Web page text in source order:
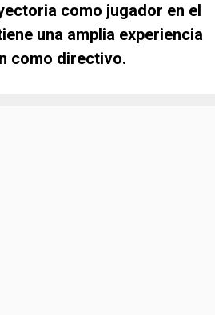
como jugador en el
una amplia experiencia
como directivo.